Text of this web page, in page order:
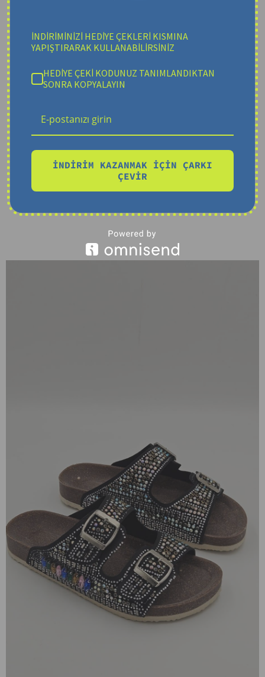
İNDİRİMİNİZİ HEDİYE ÇEKLERİ KISMINA
YAPIŞTIRARAK KULLANABİLİRSİNİZ
HEDİYE ÇEKİ KODUNUZ TANIMLANDIKTAN
SONRA KOPYALAYIN
İNDİRİM KAZANMAK İÇİN ÇARKI
ÇEVİR